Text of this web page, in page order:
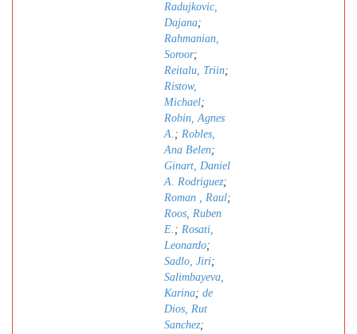
Radujkovic,
Dajana;
Rahmanian,
Soroor;
Reitalu, Triin;
Ristow,
Michael;
Robin, Agnes
A. ; Robles,
Ana Belen;
Ginart, Daniel
A. Rodriguez;
Roman , Raul;
Roos, Ruben
E. ; Rosati,
Leonardo;
Sadlo, Jiri;
Salimbayeva,
Karina; de
Dios, Rut
Sanchez;